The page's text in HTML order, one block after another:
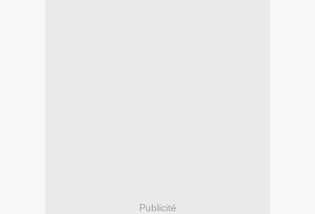
Publicité